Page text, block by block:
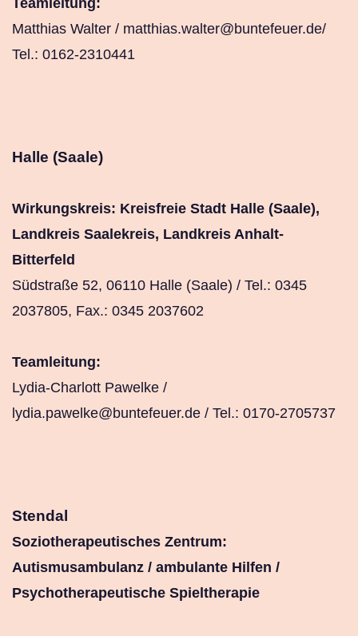
Teamleitung:
Matthias Walter / matthias.walter@buntefeuer.de/
Tel.: 0162-2310441
Halle (Saale)
Wirkungskreis: Kreisfreie Stadt Halle (Saale),
Landkreis Saalekreis, Landkreis Anhalt-
Bitterfeld
Südstraße 52, 06110 Halle (Saale) / Tel.: 0345
2037805, Fax.: 0345 2037602
Teamleitung:
Lydia-Charlott Pawelke /
lydia.pawelke@buntefeuer.de / Tel.: 0170-2705737
Stendal
Soziotherapeutisches Zentrum:
Autismusambulanz / ambulante Hilfen /
Psychotherapeutische Spieltherapie